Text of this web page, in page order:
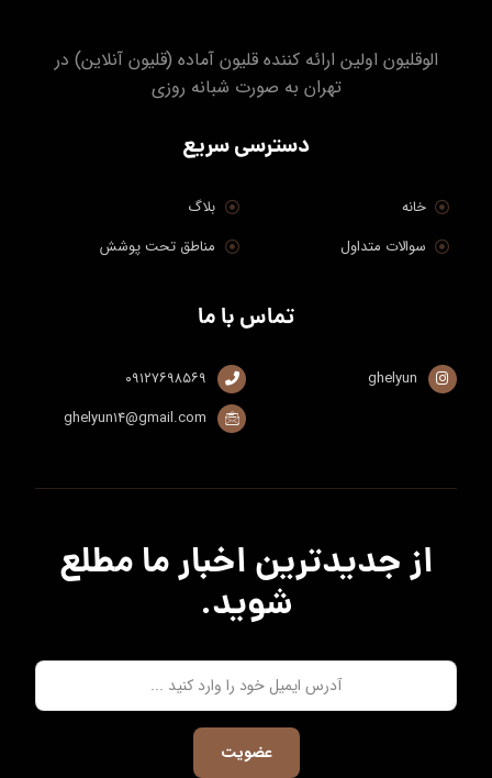
الوقلیون اولین ارائه کننده قلیون آماده (قلیون آنلاین) در
تهران به صورت شبانه روزی
دسترسی سریع
خانه
بلاگ
سوالات متداول
مناطق تحت پوشش
تماس با ما
۰۹۱۲۷۶۹۸۵۶۹
ghelyun
ghelyun۱۴@gmail.com
از جدیدترین اخبار ما مطلع
شوید.
عضویت